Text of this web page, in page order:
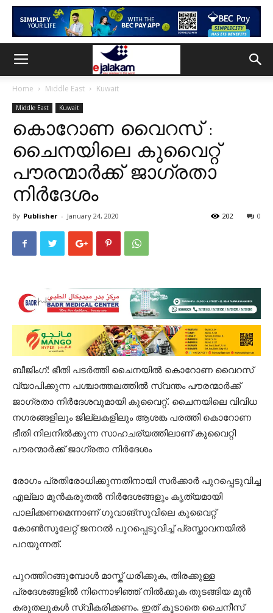
Home Middle East Kuwait
Middle East Kuwait
കൊറോണ വൈറസ് :
ചൈനയിലെ കുവൈറ്റ്
പൗരന്മാർക്ക് ജാഗ്രതാ
നിർദേശം
By Publisher - January 24, 2020 0
202
ബീജിംഗ്: ഭീതി പടർത്തി ചൈനയിൽ കൊറോണ വൈറസ്
വ്യാപിക്കുന്ന പശ്ചാത്തലത്തില്‍ സ്വന്തം പൗരന്മാര്‍ക്ക്
ജാഗ്രതാ നിർദേശവുമായി കുവൈറ്റ്. ചൈനയിലെ വിവിധ
നഗരങ്ങളിലും ജില്ലകളിലും ആശങ്ക പരത്തി കൊറോണ
ഭീതി നിലനിൽക്കുന്ന സാഹചര്യത്തിലാണ് കുവൈറ്റി
പൗരന്മാർക്ക് ജാഗ്രതാ നിർദേശം
രോഗം പ്രതിരോധിക്കുന്നതിനായി സർക്കാർ പുറപ്പെടുവിച്ച
എല്ലാ മുന്‍കരുതൽ നിർദേശങ്ങളും കൃത്യമായി
പാലിക്കണമെന്നാണ് ഗുവാങ്സുവിലെ കുവൈറ്റ്
കോൺസുലേറ്റ് ജനറൽ പുറപ്പെടുവിച്ച് പ്രസ്താവനയിൽ
പറയുന്നത്.
പുറത്തിറങ്ങുമ്പോൾ മാസ്ക് ധരിക്കുക, തിരക്കുള്ള
പ്രദേശങ്ങളിൽ നിന്നൊഴിഞ്ഞ് നിൽക്കുക തുടങ്ങിയ മുൻ
കരുതലുകൾ സ്വീകരിക്കണം. ഇത് കൂടാതെ ചൈനീസ്